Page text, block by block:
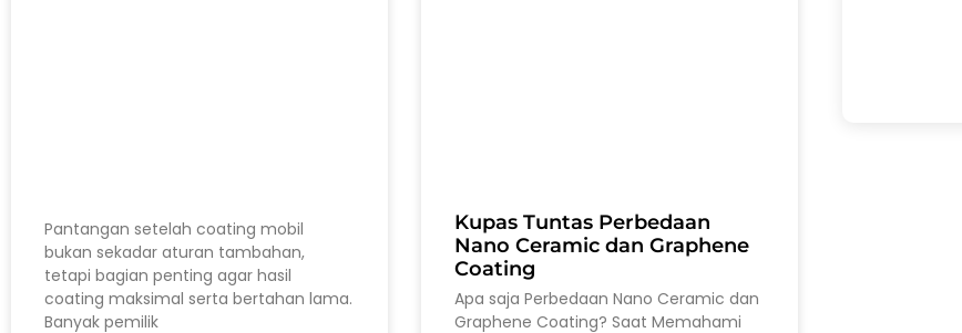
Pantangan setelah coating mobil
bukan sekadar aturan tambahan,
tetapi bagian penting agar hasil
coating maksimal serta bertahan lama.
Banyak pemilik
Kupas Tuntas Perbedaan
Nano Ceramic dan Graphene
Coating
Apa saja Perbedaan Nano Ceramic dan
Graphene Coating? Saat Memahami